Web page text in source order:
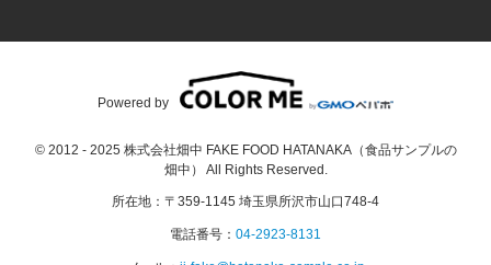
© 2012 - 2025 株式会社畑中 FAKE FOOD HATANAKA（食品サンプルの
畑中） All Rights Reserved.
所在地：〒359-1145 埼玉県所沢市山口748-4
電話番号： 04-2923-8131
Powered by